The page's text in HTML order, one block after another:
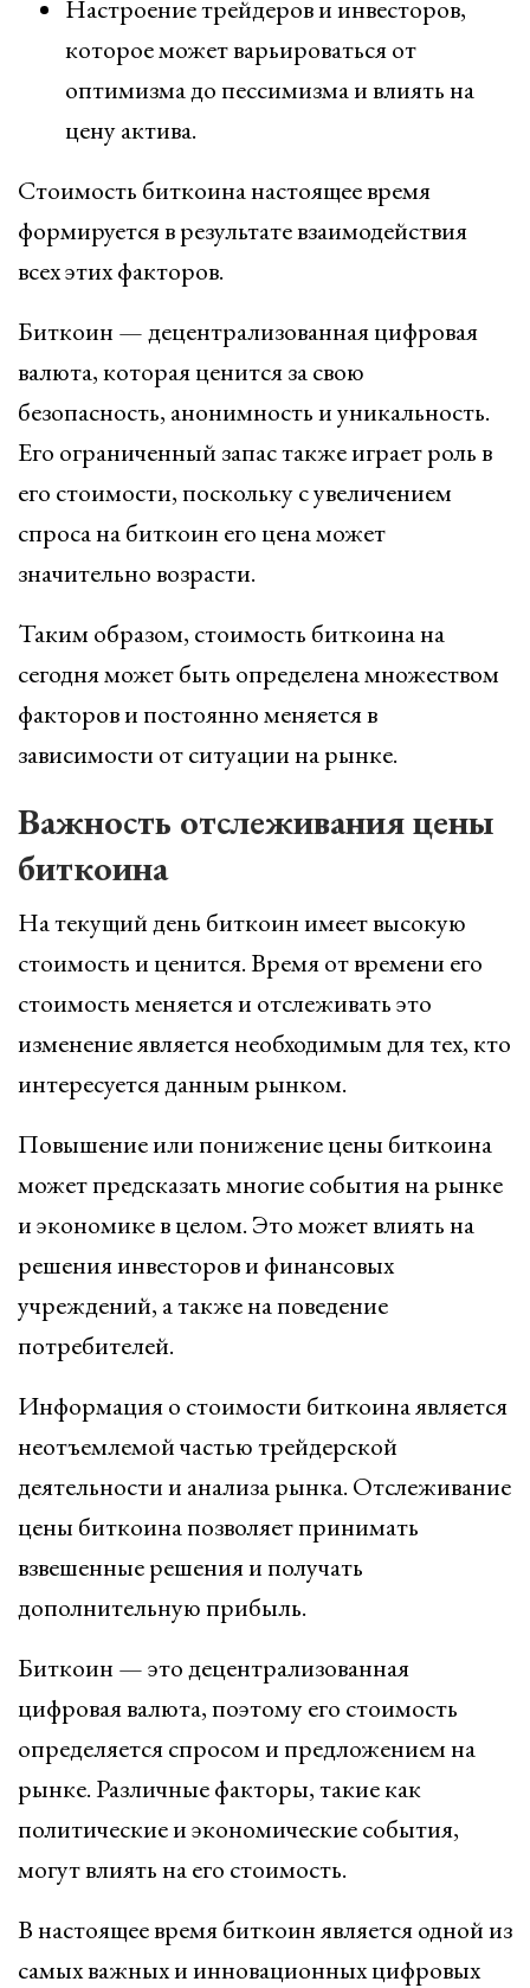
Настроение трейдеров и инвесторов,
которое может варьироваться от
оптимизма до пессимизма и влиять на
цену актива.
Стоимость биткоина настоящее время
формируется в результате взаимодействия
всех этих факторов.
Биткоин — децентрализованная цифровая
валюта, которая ценится за свою
безопасность, анонимность и уникальность.
Его ограниченный запас также играет роль в
его стоимости, поскольку с увеличением
спроса на биткоин его цена может
значительно возрасти.
Таким образом, стоимость биткоина на
сегодня может быть определена множеством
факторов и постоянно меняется в
зависимости от ситуации на рынке.
Важность отслеживания цены
биткоина
На текущий день биткоин имеет высокую
стоимость и ценится. Время от времени его
стоимость меняется и отслеживать это
изменение является необходимым для тех, кто
интересуется данным рынком.
Повышение или понижение цены биткоина
может предсказать многие события на рынке
и экономике в целом. Это может влиять на
решения инвесторов и финансовых
учреждений, а также на поведение
потребителей.
Информация о стоимости биткоина является
неотъемлемой частью трейдерской
деятельности и анализа рынка. Отслеживание
цены биткоина позволяет принимать
взвешенные решения и получать
дополнительную прибыль.
Биткоин — это децентрализованная
цифровая валюта, поэтому его стоимость
определяется спросом и предложением на
рынке. Различные факторы, такие как
политические и экономические события,
могут влиять на его стоимость.
В настоящее время биткоин является одной из
самых важных и инновационных цифровых